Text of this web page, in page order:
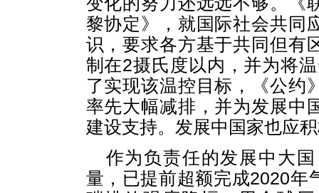
黎协定》，就国际社会共同
识，要求各方基于共同但有
制在2摄氏度以内，并为将
了实现该温控目标，《公约
率先大幅减排，并为发展中
建设支持。发展中国家也应
作为负责任的发展中大
量，已提前超额完成2020年